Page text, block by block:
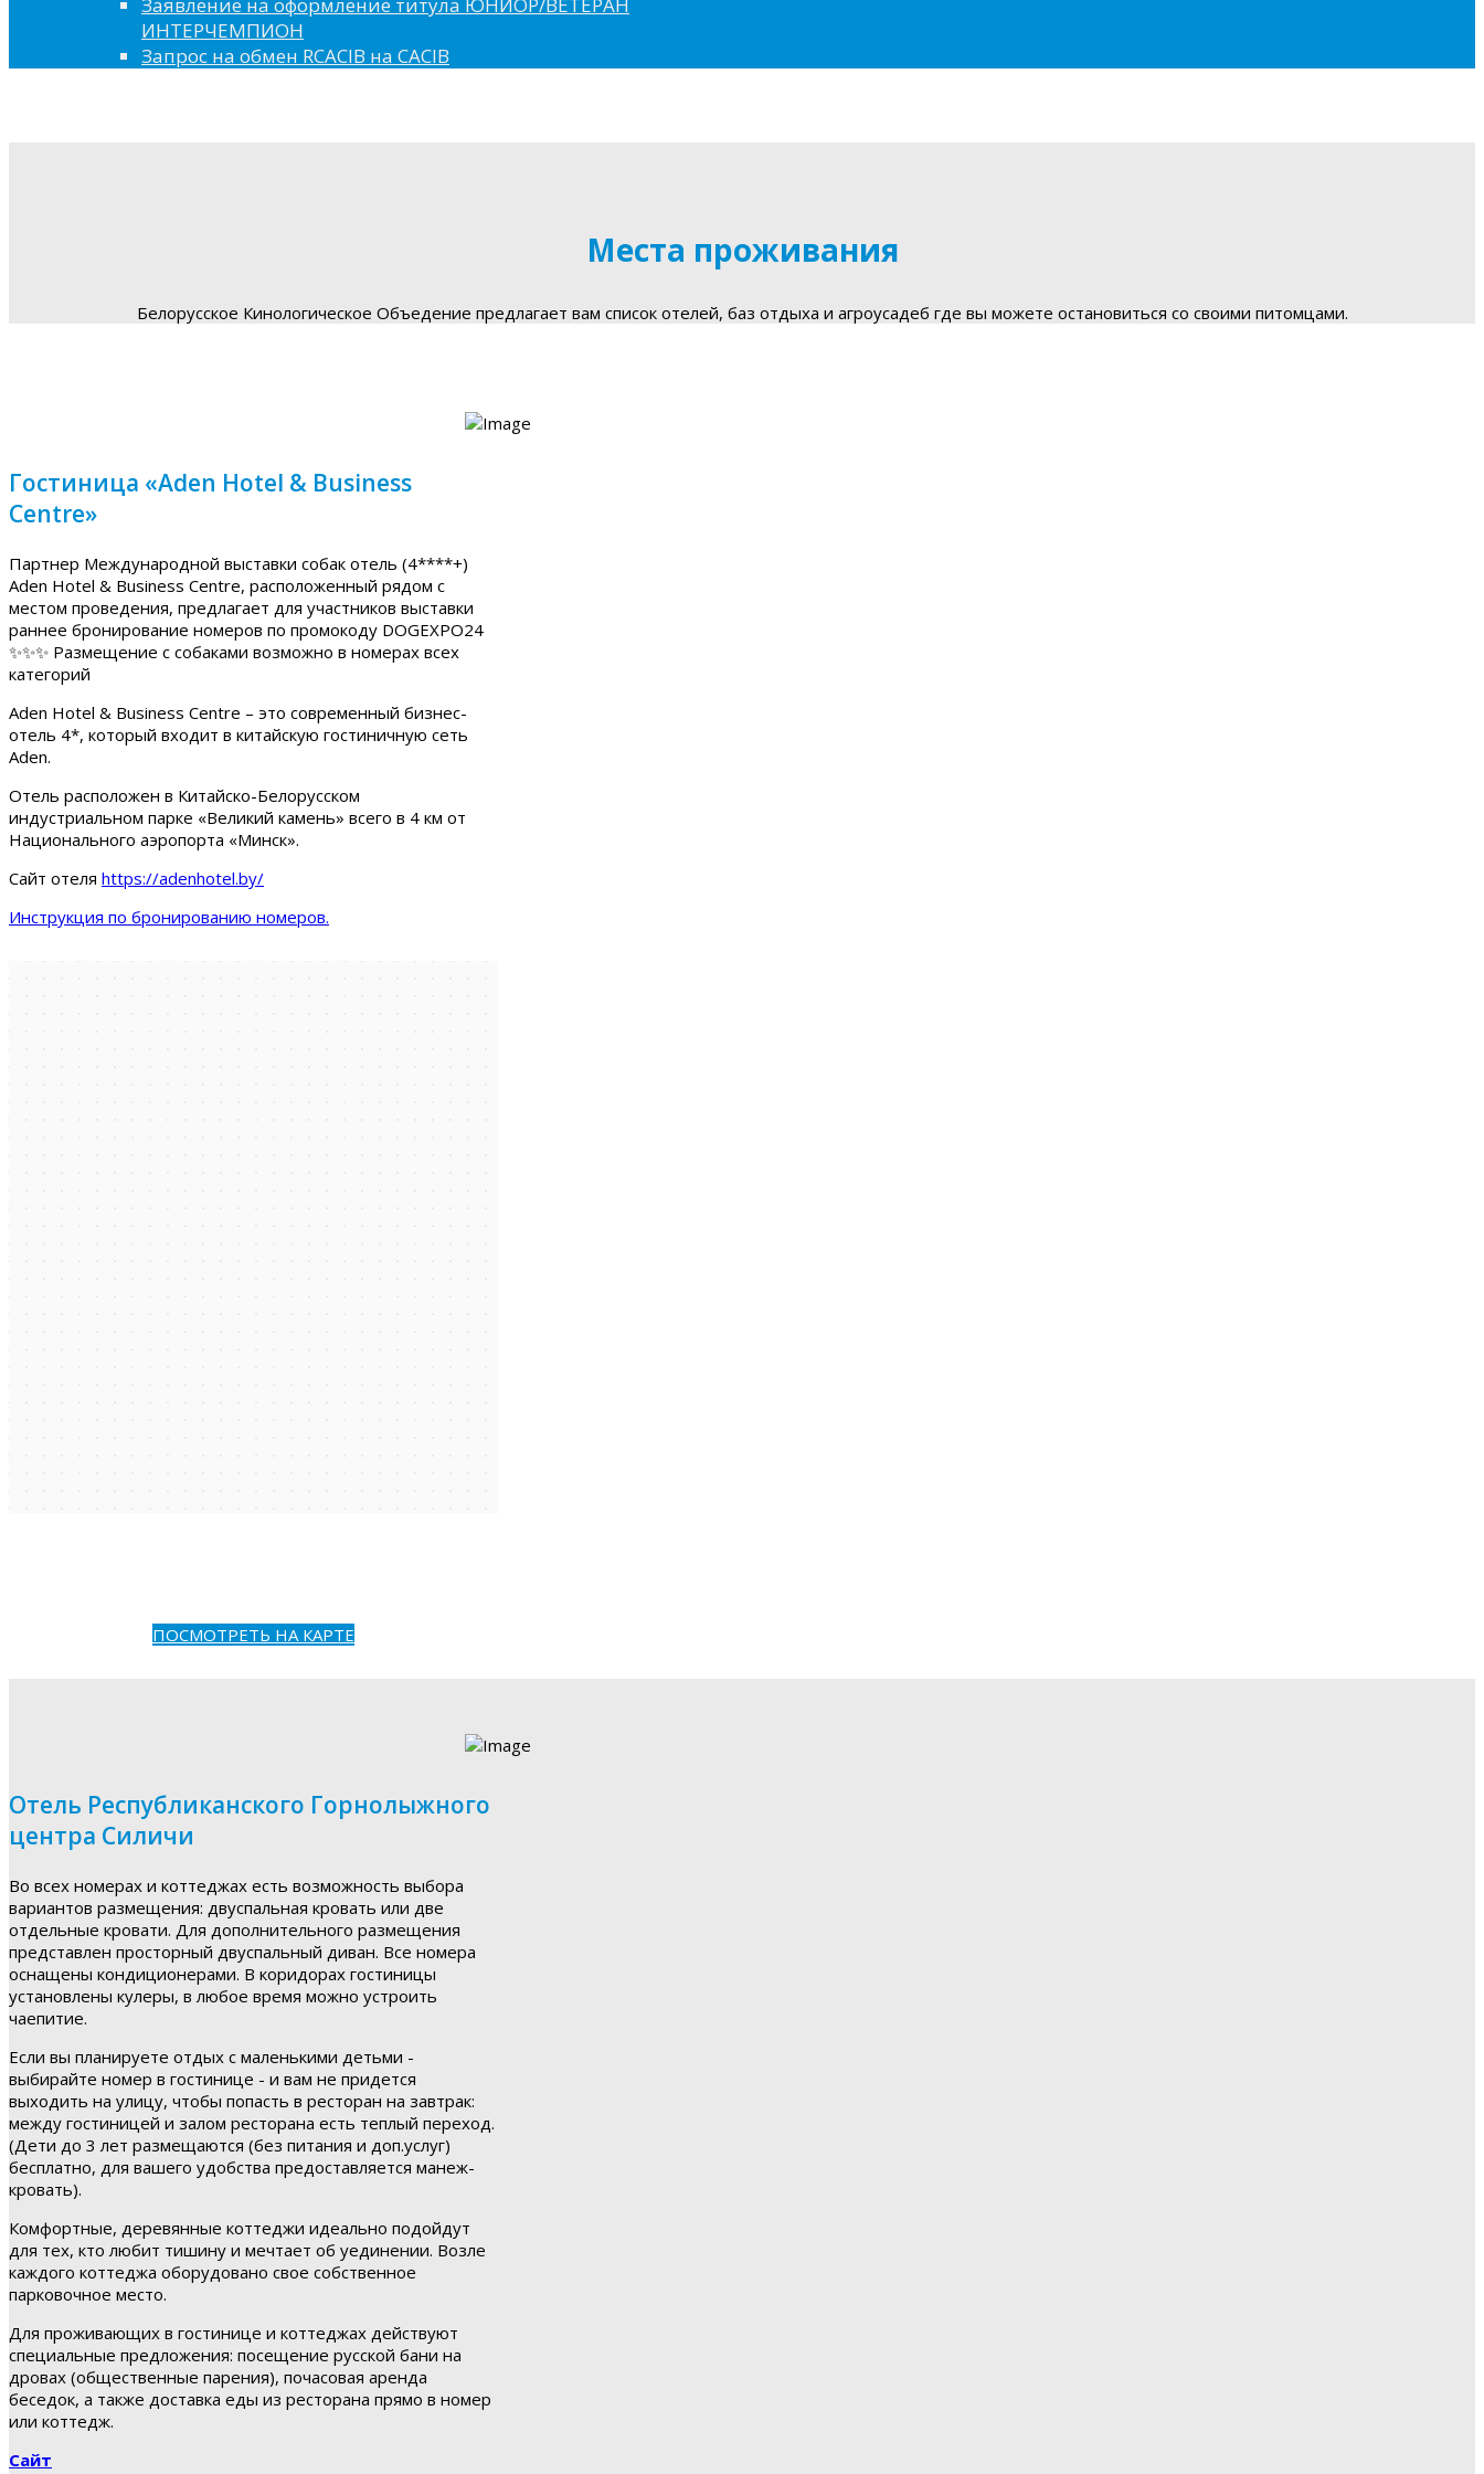
ИНТЕРЧЕМПИОН
Запрос на обмен RCACIB на CACIB
Места проживания
Белорусское Кинологическое Объедение предлагает вам список отелей, баз отдыха и агроусадеб где вы можете остановиться со своими питомцами.
Гостиница «Aden Hotel & Business
Centre»
Партнер Международной выставки собак отель (4****+)
Aden Hotel & Business Centre, расположенный рядом с
местом проведения, предлагает для участников выставки
раннее бронирование номеров по промокоду DOGEXPO24
✨✨✨ Размещение с собаками возможно в номерах всех
категорий
Aden Hotel & Business Centre – это современный бизнес-
отель 4*, который входит в китайскую гостиничную сеть
Aden.
Отель расположен в Китайско-Белорусском
индустриальном парке «Великий камень» всего в 4 км от
Национального аэропорта «Минск».
Сайт отеля https://adenhotel.by/
Инструкция по бронированию номеров.
ПОСМОТРЕТЬ НА КАРТЕ
Отель Республиканского Горнолыжного
центра Силичи
Во всех номерах и коттеджах есть возможность выбора
вариантов размещения: двуспальная кровать или две
отдельные кровати. Для дополнительного размещения
представлен просторный двуспальный диван. Все номера
оснащены кондиционерами. В коридорах гостиницы
установлены кулеры, в любое время можно устроить
чаепитие.
Если вы планируете отдых с маленькими детьми -
выбирайте номер в гостинице - и вам не придется
выходить на улицу, чтобы попасть в ресторан на завтрак:
между гостиницей и залом ресторана есть теплый переход.
(Дети до 3 лет размещаются (без питания и доп.услуг)
бесплатно, для вашего удобства предоставляется манеж-
кровать).
Комфортные, деревянные коттеджи идеально подойдут
для тех, кто любит тишину и мечтает об уединении. Возле
каждого коттеджа оборудовано свое собственное
парковочное место.
Для проживающих в гостинице и коттеджах действуют
специальные предложения: посещение русской бани на
дровах (общественные парения), почасовая аренда
беседок, а также доставка еды из ресторана прямо в номер
или коттедж.
Сайт